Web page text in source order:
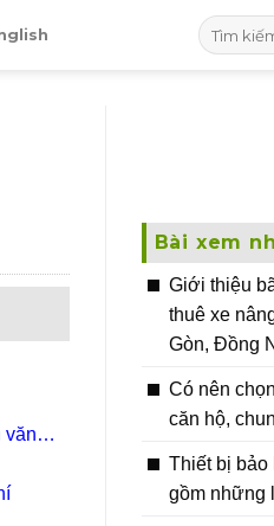
văn
Bài xem
Giới thiệu
thuê xe
Gòn, Đồng
Có nên
căn hộ,
Thiết bị bảo
gồm những